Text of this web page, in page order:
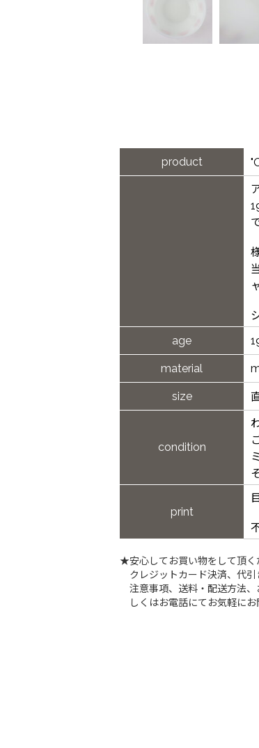
product
age
material
size
condition
print
★安心してお買い物をして頂
クレジットカード決済、代
注意事項、送料・配送方法
しくはお電話にてお気軽にお